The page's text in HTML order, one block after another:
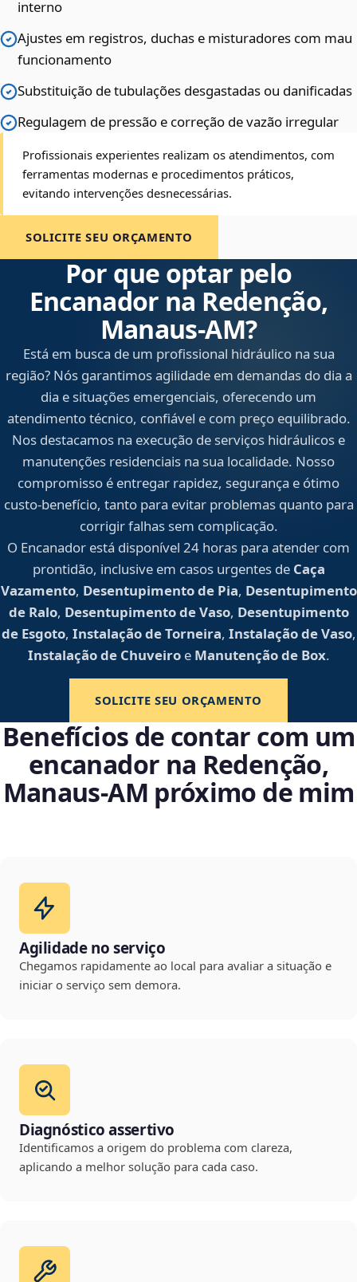
interno
Ajustes em registros, duchas e misturadores com mau
funcionamento
Substituição de tubulações desgastadas ou danificadas
Regulagem de pressão e correção de vazão irregular
Profissionais experientes realizam os atendimentos, com
ferramentas modernas e procedimentos práticos,
evitando intervenções desnecessárias.
SOLICITE SEU ORÇAMENTO
Por que optar pelo
Encanador na Redenção,
Manaus‑AM?
Está em busca de um profissional hidráulico na sua
região? Nós garantimos agilidade em demandas do dia a
dia e situações emergenciais, oferecendo um
atendimento técnico, confiável e com preço equilibrado.
Nos destacamos na execução de serviços hidráulicos e
manutenções residenciais na sua localidade. Nosso
compromisso é entregar rapidez, segurança e ótimo
custo-benefício, tanto para evitar problemas quanto para
corrigir falhas sem complicação.
O Encanador está disponível 24 horas para atender com
prontidão, inclusive em casos urgentes de Caça
Vazamento, Desentupimento de Pia, Desentupimento
de Ralo, Desentupimento de Vaso, Desentupimento
de Esgoto, Instalação de Torneira, Instalação de Vaso,
Instalação de Chuveiroe Manutenção de Box.
SOLICITE SEU ORÇAMENTO
Benefícios de contar com um
encanador na Redenção,
Manaus‑AM próximo de mim
Agilidade no serviço
Chegamos rapidamente ao local para avaliar a situação e
iniciar o serviço sem demora.
Diagnóstico assertivo
Identificamos a origem do problema com clareza,
aplicando a melhor solução para cada caso.